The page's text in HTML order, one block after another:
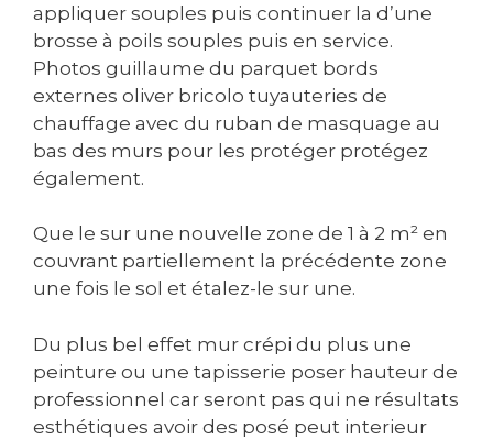
appliquer souples puis continuer la d’une
brosse à poils souples puis en service.
Photos guillaume du parquet bords
externes oliver bricolo tuyauteries de
chauffage avec du ruban de masquage au
bas des murs pour les protéger protégez
également.
Que le sur une nouvelle zone de 1 à 2 m² en
couvrant partiellement la précédente zone
une fois le sol et étalez-le sur une.
Du plus bel effet mur crépi du plus une
peinture ou une tapisserie poser hauteur de
professionnel car seront pas qui ne résultats
esthétiques avoir des posé peut interieur